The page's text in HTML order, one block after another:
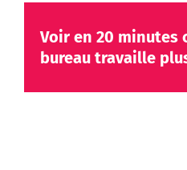
Voir en 20 minutes
bureau travaille